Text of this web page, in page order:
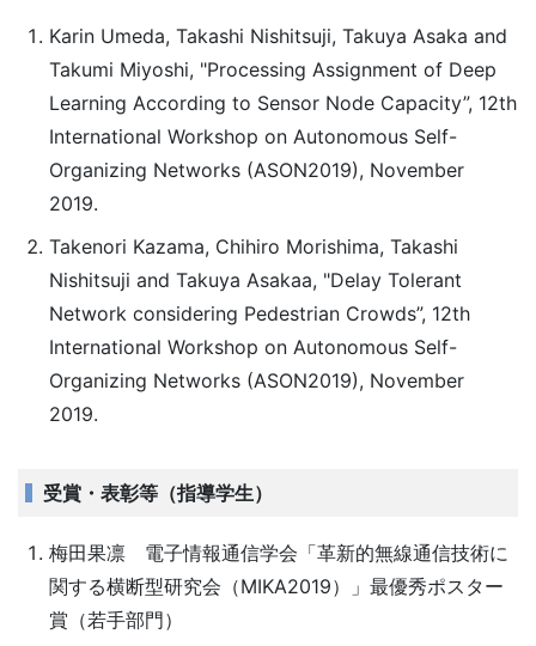
Karin Umeda, Takashi Nishitsuji, Takuya Asaka and
Takumi Miyoshi, "Processing Assignment of Deep
Learning According to Sensor Node Capacity”, 12th
International Workshop on Autonomous Self-
Organizing Networks (ASON2019), November
2019.
Takenori Kazama, Chihiro Morishima, Takashi
Nishitsuji and Takuya Asakaa, "Delay Tolerant
Network considering Pedestrian Crowds”, 12th
International Workshop on Autonomous Self-
Organizing Networks (ASON2019), November
2019.
受賞・表彰等（指導学生）
梅田果凛 電子情報通信学会「革新的無線通信技術に
関する横断型研究会（MIKA2019）」最優秀ポスター
賞（若手部門）